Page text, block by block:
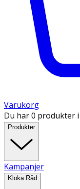
Varukorg
Du har 0 produkter
Produkter
Kampanjer
Kloka Råd